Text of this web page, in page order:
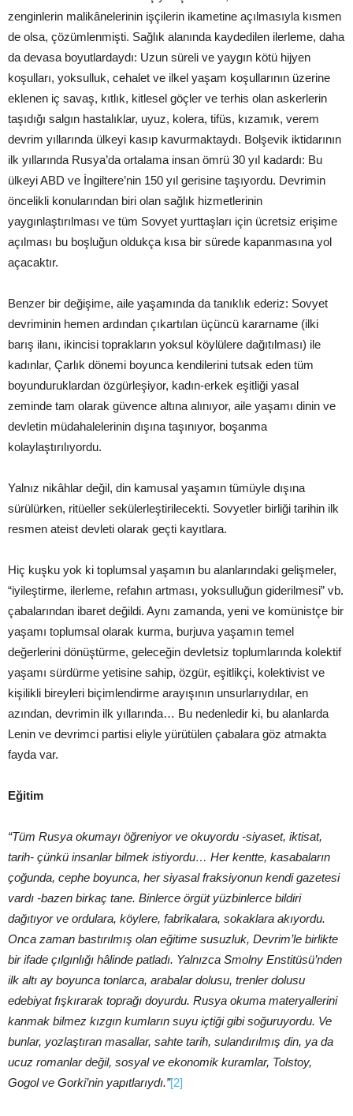
zenginlerin malikânelerinin işçilerin ikametine açılmasıyla kısmen
de olsa, çözümlenmişti. Sağlık alanında kaydedilen ilerleme, daha
da devasa boyutlardaydı: Uzun süreli ve yaygın kötü hijyen
koşulları, yoksulluk, cehalet ve ilkel yaşam koşullarının üzerine
eklenen iç savaş, kıtlık, kitlesel göçler ve terhis olan askerlerin
taşıdığı salgın hastalıklar, uyuz, kolera, tifüs, kızamık, verem
devrim yıllarında ülkeyi kasıp kavurmaktaydı. Bolşevik iktidarının
ilk yıllarında Rusya’da ortalama insan ömrü 30 yıl kadardı: Bu
ülkeyi ABD ve İngiltere’nin 150 yıl gerisine taşıyordu. Devrimin
öncelikli konularından biri olan sağlık hizmetlerinin
yaygınlaştırılması ve tüm Sovyet yurttaşları için ücretsiz erişime
açılması bu boşluğun oldukça kısa bir sürede kapanmasına yol
açacaktır.
Benzer bir değişime, aile yaşamında da tanıklık ederiz: Sovyet
devriminin hemen ardından çıkartılan üçüncü kararname (ilki
barış ilanı, ikincisi toprakların yoksul köylülere dağıtılması) ile
kadınlar, Çarlık dönemi boyunca kendilerini tutsak eden tüm
boyunduruklardan özgürleşiyor, kadın-erkek eşitliği yasal
zeminde tam olarak güvence altına alınıyor, aile yaşamı dinin ve
devletin müdahalelerinin dışına taşınıyor, boşanma
kolaylaştırılıyordu.
Yalnız nikâhlar değil, din kamusal yaşamın tümüyle dışına
sürülürken, ritüeller sekülerleştirilecekti. Sovyetler birliği tarihin ilk
resmen ateist devleti olarak geçti kayıtlara.
Hiç kuşku yok ki toplumsal yaşamın bu alanlarındaki gelişmeler,
“iyileştirme, ilerleme, refahın artması, yoksulluğun giderilmesi” vb.
çabalarından ibaret değildi. Aynı zamanda, yeni ve komünistçe bir
yaşamı toplumsal olarak kurma, burjuva yaşamın temel
değerlerini dönüştürme, geleceğin devletsiz toplumlarında kolektif
yaşamı sürdürme yetisine sahip, özgür, eşitlikçi, kolektivist ve
kişilikli bireyleri biçimlendirme arayışının unsurlarıydılar, en
azından, devrimin ilk yıllarında… Bu nedenledir ki, bu alanlarda
Lenin ve devrimci partisi eliyle yürütülen çabalara göz atmakta
fayda var.
Eğitim
“Tüm Rusya okumayı öğreniyor ve okuyordu -siyaset, iktisat,
tarih- çünkü insanlar bilmek istiyordu… Her kentte, kasabaların
çoğunda, cephe boyunca, her siyasal fraksiyonun kendi gazetesi
vardı -bazen birkaç tane. Binlerce örgüt yüzbinlerce bildiri
dağıtıyor ve ordulara, köylere, fabrikalara, sokaklara akıyordu.
Onca zaman bastırılmış olan eğitime susuzluk, Devrim’le birlikte
bir ifade çılgınlığı hâlinde patladı. Yalnızca Smolny Enstitüsü’nden
ilk altı ay boyunca tonlarca, arabalar dolusu, trenler dolusu
edebiyat fışkırarak toprağı doyurdu. Rusya okuma materyallerini
kanmak bilmez kızgın kumların suyu içtiği gibi soğuruyordu. Ve
bunlar, yozlaştıran masallar, sahte tarih, sulandırılmış din, ya da
ucuz romanlar değil, sosyal ve ekonomik kuramlar, Tolstoy,
Gogol ve Gorki’nin yapıtlarıydı.”[2]